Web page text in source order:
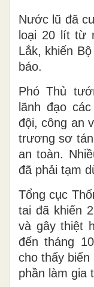
Nước lũ đã
loại 20 lít từ
Lắk, khiến
báo.
Phó Thủ
lãnh đạo
đội, công an
trương sơ
an toàn.
đã phải tạm
Tổng cục
tai đã khiến
và gây thiệt
đến tháng
cho thấy
phần làm gia